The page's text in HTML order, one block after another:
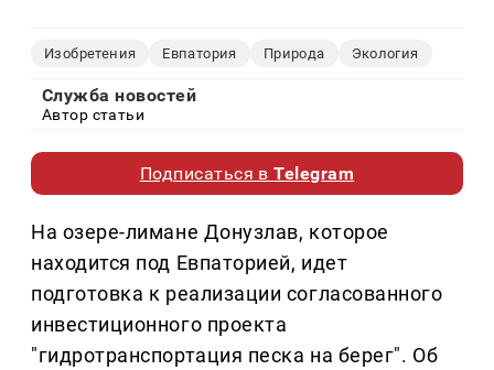
Изобретения Евпатория Природа Экология
Служба новостей
Автор статьи
Подписаться вTelegram
На озере-лимане Донузлав, которое
находится под Евпаторией, идет
подготовка к реализации согласованного
инвестиционного проекта
"гидротранспортация песка на берег". Об